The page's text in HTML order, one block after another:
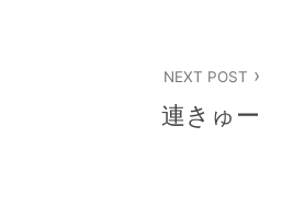
NEXT POST
連きゅー